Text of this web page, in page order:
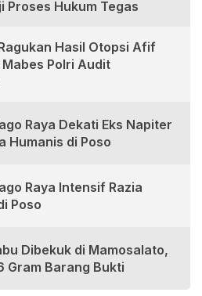
Proses Hukum Tegas
Hasil Otopsi Afif
Polri Audit
Raya Dekati Eks Napiter
Humanis di Poso
Raya Intensif Razia
Poso
Dibekuk di Mamosalato,
Gram Barang Bukti